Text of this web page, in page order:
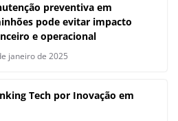
preventiva em
pode evitar impacto
e operacional
janeiro de 2025
Tech por Inovação em